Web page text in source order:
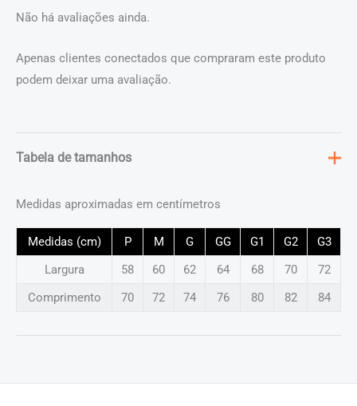
Não há avaliações ainda.
Apenas clientes conectados que compraram este produto
podem deixar uma avaliação.
Tabela de tamanhos
Medidas aproximadas em centímetros
Medidas (cm) P M G GG G1 G2
G3
Largura
58 60 62 64 68 70
72
Comprimento
70 72 74 76 80 82 84